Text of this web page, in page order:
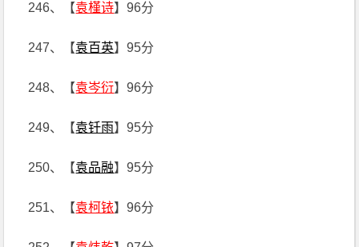
246、【袁槿诗】96分
247、【袁百英】95分
248、【袁岑衍】96分
249、【袁钎雨】95分
250、【袁品融】95分
251、【袁柯铱】96分